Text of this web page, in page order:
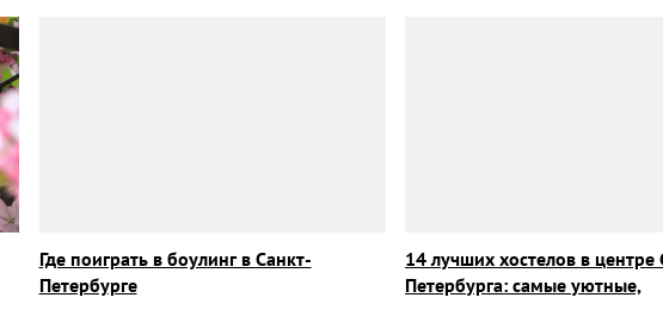
Где поиграть в боулинг в Санкт-
Петербурге
14 лучших хостелов в центре
Петербурга: самые уютные,